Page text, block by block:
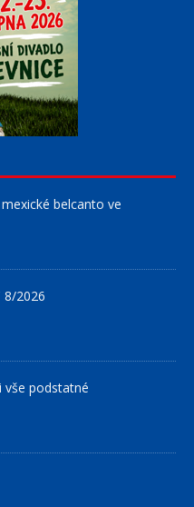
belcanto ve
8/2026
vše podstatné